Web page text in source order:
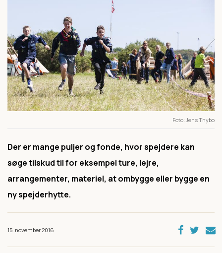
Foto Jens Thybo
Der er mange puljer og fonde, hvor spejdere kan
søge tilskud til for eksempel ture, lejre,
arrangementer, materiel, at ombygge eller bygge en
ny spejderhytte.
15. november 2016